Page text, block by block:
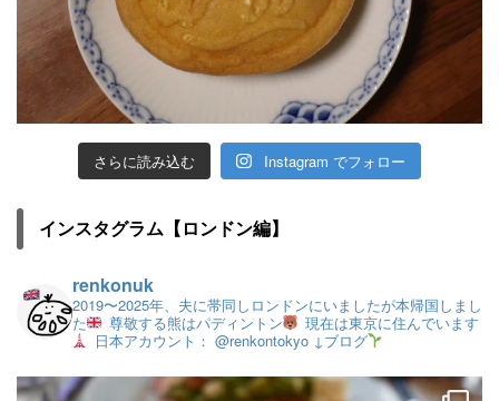
さらに読み込む Instagram でフォロー
インスタグラム【ロンドン編】
renkonuk
2019〜2025年、夫に帯同しロンドンにいましたが本帰国しまし
た
尊敬する熊はパディントン
現在は東京に住んでいます
日本アカウント： @renkontokyo ↓ブログ